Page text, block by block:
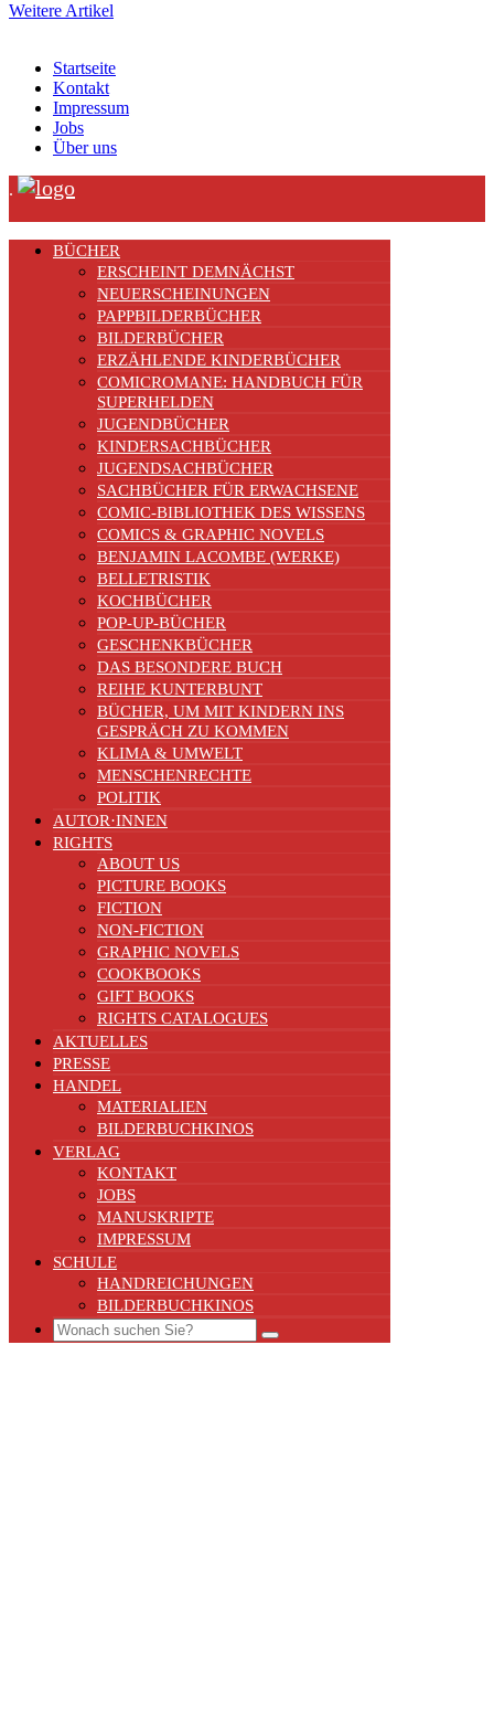
Weitere Artikel
Startseite
Kontakt
Impressum
Jobs
Über uns
.
BÜCHER
ERSCHEINT DEMNÄCHST
NEUERSCHEINUNGEN
PAPPBILDERBÜCHER
BILDERBÜCHER
ERZÄHLENDE KINDERBÜCHER
COMICROMANE: HANDBUCH FÜR
SUPERHELDEN
JUGENDBÜCHER
KINDERSACHBÜCHER
JUGENDSACHBÜCHER
SACHBÜCHER FÜR ERWACHSENE
COMIC-BIBLIOTHEK DES WISSENS
COMICS & GRAPHIC NOVELS
BENJAMIN LACOMBE (WERKE)
BELLETRISTIK
KOCHBÜCHER
POP-UP-BÜCHER
GESCHENKBÜCHER
DAS BESONDERE BUCH
REIHE KUNTERBUNT
BÜCHER, UM MIT KINDERN INS
GESPRÄCH ZU KOMMEN
KLIMA & UMWELT
MENSCHENRECHTE
POLITIK
AUTOR·INNEN
RIGHTS
ABOUT US
PICTURE BOOKS
FICTION
NON-FICTION
GRAPHIC NOVELS
COOKBOOKS
GIFT BOOKS
RIGHTS CATALOGUES
AKTUELLES
PRESSE
HANDEL
MATERIALIEN
BILDERBUCHKINOS
VERLAG
KONTAKT
JOBS
MANUSKRIPTE
IMPRESSUM
SCHULE
HANDREICHUNGEN
BILDERBUCHKINOS
Search